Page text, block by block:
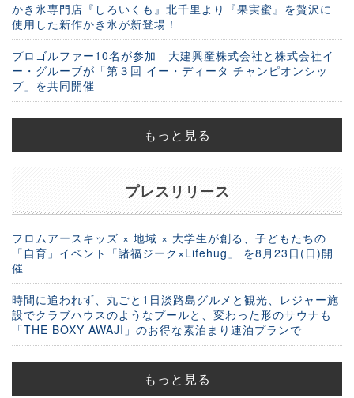
かき氷専門店『しろいくも』北千里より『果実蜜』を贅沢に
使用した新作かき氷が新登場！
プロゴルファー10名が参加 大建興産株式会社と株式会社イ
ー・グルーブが「第３回 イー・ディータ チャンピオンシッ
プ」を共同開催
もっと見る
プレスリリース
フロムアースキッズ × 地域 × 大学生が創る、子どもたちの
「自育」イベント「諸福ジーク×Lifehug」 を8月23日(日)開
催
時間に追われず、丸ごと1日淡路島グルメと観光、レジャー施
設でクラブハウスのようなプールと、変わった形のサウナも
「THE BOXY AWAJI」のお得な素泊まり連泊プランで
もっと見る